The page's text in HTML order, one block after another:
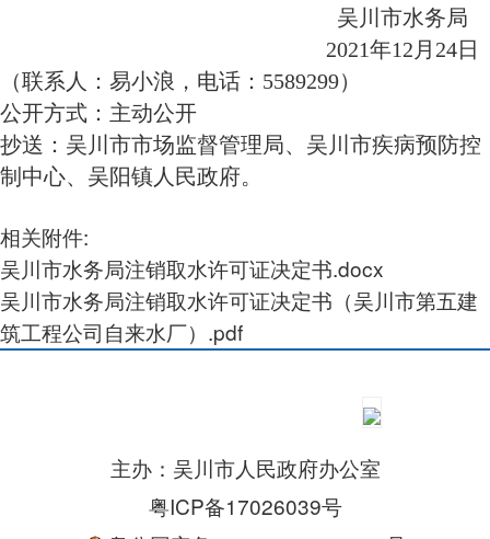
吴川市水务局
2021年12月24日
（联系人：易小浪，电话：5589299）
公开方式 ：主动公开
抄送：吴川市市场监督管理局、吴川市疾病预防控
制中心、吴阳镇人民政府。
相关附件:
吴川市水务局注销取水许可证决定书.docx
吴川市水务局注销取水许可证决定书（吴川市第五建
筑工程公司自来水厂）.pdf
主办：吴川市人民政府办公室
粤ICP备17026039号